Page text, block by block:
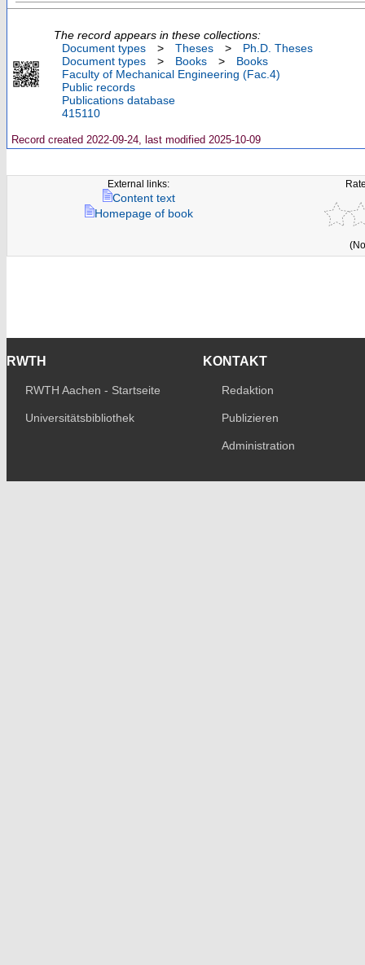
The record appears in these collections:
Document types
> Theses >
Ph.D. Theses
Document types
> Books >
Books
Faculty of Mechanical Engineering (Fac.4)
Public records
Publications database
415110
Record created 2022-09-24, last modified 2025-10-09
External links:
Content text
Homepage of book
RWTH
RWTH Aachen - Startseite
Universitätsbibliothek
KONTAKT
Redaktion
Publizieren
Administration